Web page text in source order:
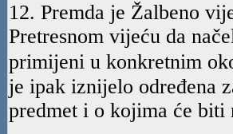
12. Premda je Žalbeno
Pretresnom vijeću da
primijeni u konkretnim
je ipak iznijelo određena
predmet i o kojima će biti